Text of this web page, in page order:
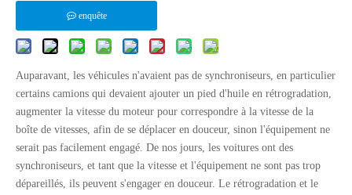
enquête
Auparavant, les véhicules n'avaient pas de synchroniseurs, en particulier
certains camions qui devaient ajouter un pied d'huile en rétrogradation,
augmenter la vitesse du moteur pour correspondre à la vitesse de la
boîte de vitesses, afin de se déplacer en douceur, sinon l'équipement ne
serait pas facilement engagé. De nos jours, les voitures ont des
synchroniseurs, et tant que la vitesse et l'équipement ne sont pas trop
dépareillés, ils peuvent s'engager en douceur. Le rétrogradation et le